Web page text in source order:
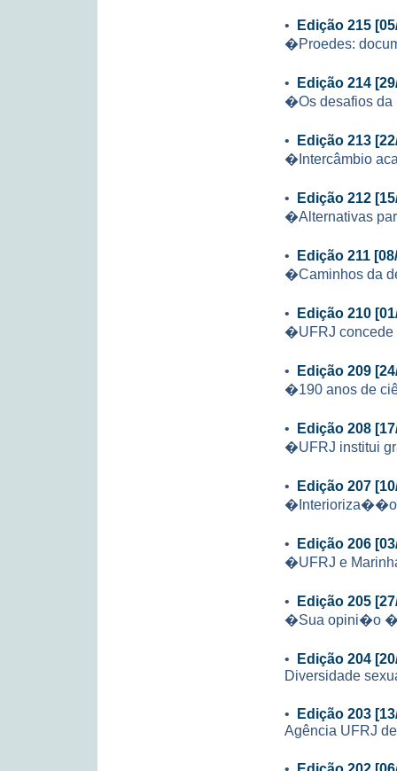
• Edição 215
�Proedes:
• Edição 214
�Os desafios
• Edição 213
�Intercâmbio
• Edição 212
�Alternativas
• Edição 211
�Caminhos da
• Edição 210
�UFRJ concede
• Edição 209
�190 anos de
• Edição 208
�UFRJ institui
• Edição 207
• Edição 206
�UFRJ e
• Edição 205
�Sua opini�o �
• Edição 204
Diversidade
• Edição 203
Agência UFRJ